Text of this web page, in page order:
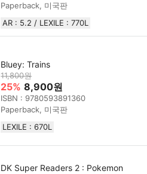
Paperback, 미국판
AR : 5.2 / LEXILE : 770L
Bluey: Trains
11,800원
25% 8,900원
ISBN : 9780593891360
Paperback, 미국판
LEXILE : 670L
DK Super Readers 2 : Pokemon